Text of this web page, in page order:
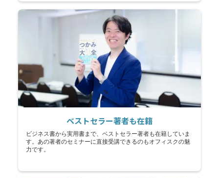
ベストセラー著者も在籍
ビジネス書から実用書まで、ベストセラー著者も在籍していま
す。あの著者のセミナーに直接受講できるのもオフィスクの魅
力です。